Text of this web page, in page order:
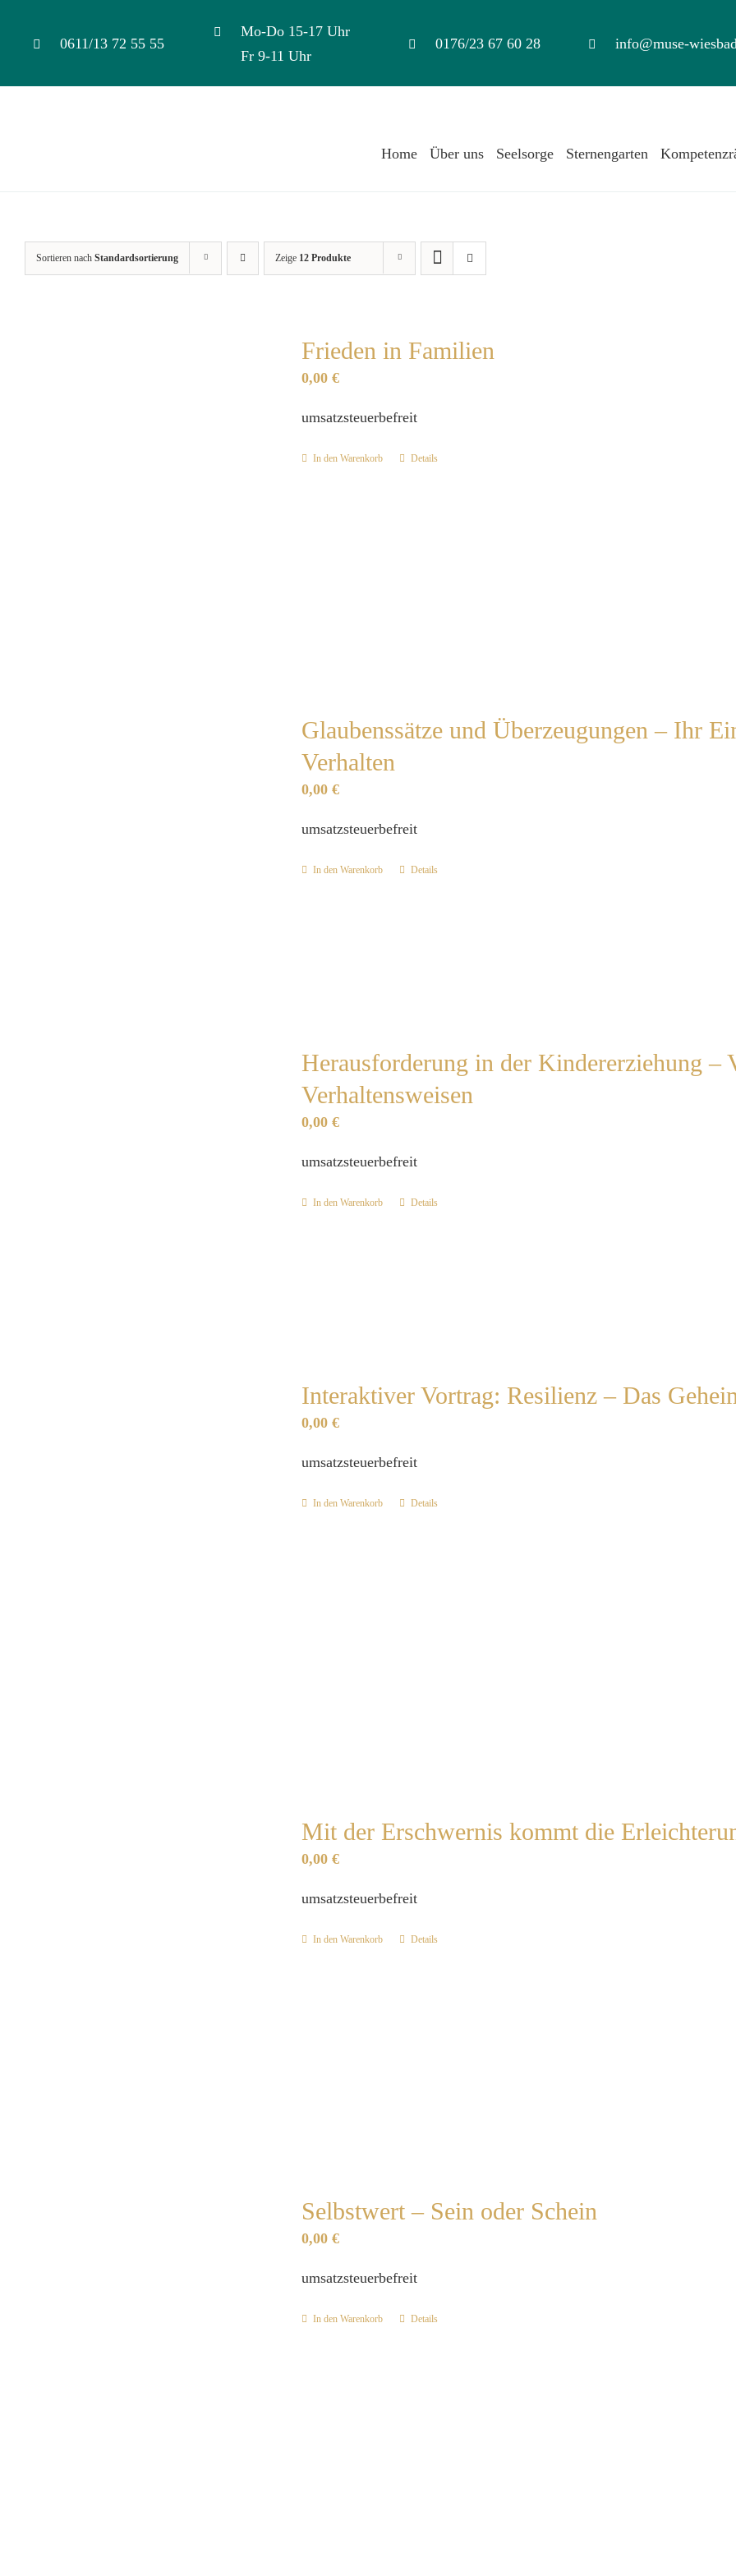
0611/13 72 55 55
Mo-Do 15-17 Uhr
Fr 9-11 Uhr
0176/23 67 60 28 info@muse-
Home Über uns Seelsorge Sternengarten
Sortieren nach Standardsortierung Zeige 12 Produkte
Frieden in Familien
0,00€
umsatzsteuerbefreit
In den Warenkorb Details
Glaubenssätze und Überzeugungen – Ihr
Verhalten
0,00€
umsatzsteuerbefreit
In den Warenkorb Details
Herausforderung in der Kindererziehung –
Verhaltensweisen
0,00€
umsatzsteuerbefreit
In den Warenkorb Details
Interaktiver Vortrag: Resilienz – Das
0,00€
umsatzsteuerbefreit
In den Warenkorb Details
Mit der Erschwernis kommt die
0,00€
umsatzsteuerbefreit
In den Warenkorb Details
Selbstwert – Sein oder Schein
0,00€
umsatzsteuerbefreit
In den Warenkorb Details